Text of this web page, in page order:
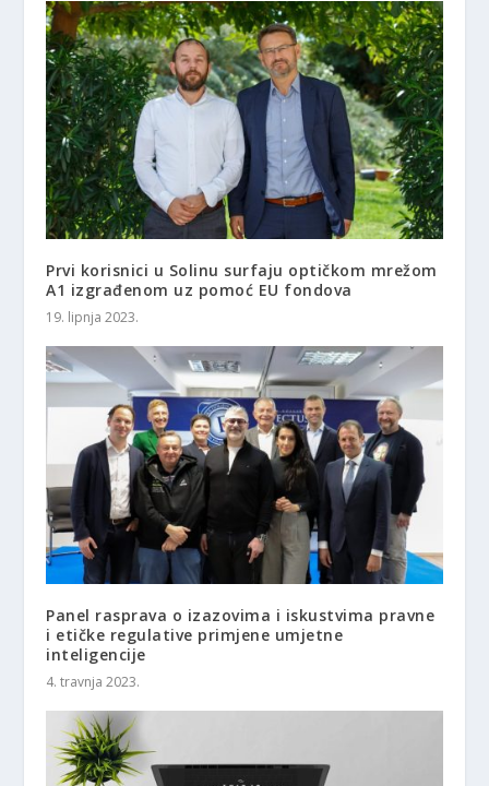
Prvi korisnici u Solinu surfaju optičkom mrežom
A1 izgrađenom uz pomoć EU fondova
19. lipnja 2023.
Panel rasprava o izazovima i iskustvima pravne
i etičke regulative primjene umjetne
inteligencije
4. travnja 2023.